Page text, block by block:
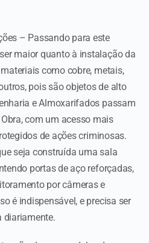
– Passando para este
maior quanto à instalação da
como cobre, metais,
pois são objetos de alto
e Almoxarifados passam
com um acesso mais
de ações criminosas.
seja construída uma sala
portas de aço reforçadas,
por câmeras e
é indispensável, e precisa ser
diariamente.